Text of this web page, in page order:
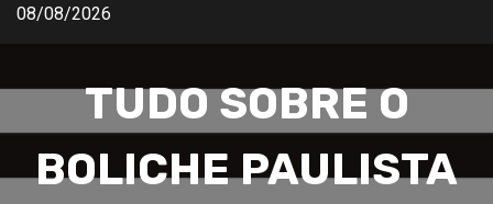
Skip08/08/2026
TUDO SOBRE O
BOLICHE PAULISTA